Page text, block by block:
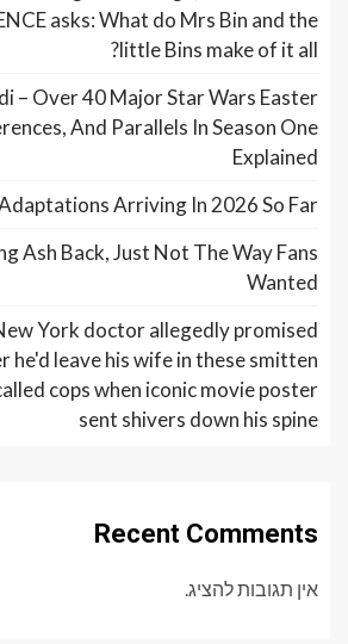
asks: What do Mrs Bin and the
little Bins make of it all?
– Over 40 Major Star Wars Easter
And Parallels In Season One
Explained
Arriving In 2026 So Far
Ash Back, Just Not The Way Fans
Wanted
York doctor allegedly promised
he'd leave his wife in these smitten
cops when iconic movie poster
sent shivers down his spine
Recent Comments
אין תגובות להציג.